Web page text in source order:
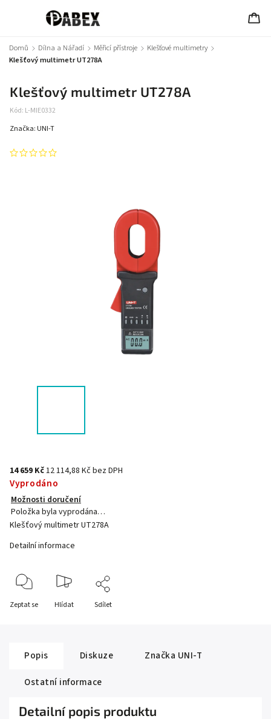
Domů / Dílna a Nářadí / Měřicí přístroje / Klešťové multimetry /
Klešťový multimetr UT278A
Klešťový multimetr UT278A
Kód: L-MIE0332
Značka: UNI-T
14 659 Kč12 114,88 Kč bez DPH
Vyprodáno
Možnosti doručení
Položka byla vyprodána…
Klešťový multimetr UT278A
Detailní informace
Zeptat se Hlídat Sdílet
Popis Diskuze Značka UNI-T
Ostatní informace
Detailní popis produktu